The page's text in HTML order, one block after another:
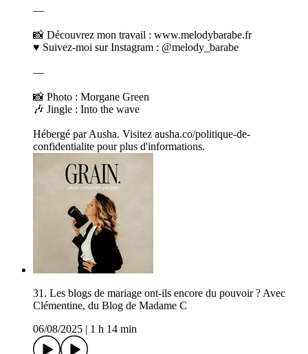
—
📸 Découvrez mon travail : www.melodybarabe.fr
♥️ Suivez-moi sur Instagram : @melody_barabe
—
📸 Photo : Morgane Green
🎶 Jingle : Into the wave
Hébergé par Ausha. Visitez ausha.co/politique-de-
confidentialite pour plus d'informations.
31. Les blogs de mariage ont-ils encore du pouvoir ? Avec
Clémentine, du Blog de Madame C
06/08/2025 | 1 h 14 min